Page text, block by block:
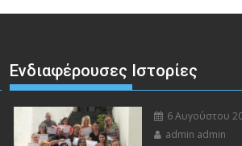
Ενδιαφέρουσες Ιστορίες
6 Αυγούστου
admin admin